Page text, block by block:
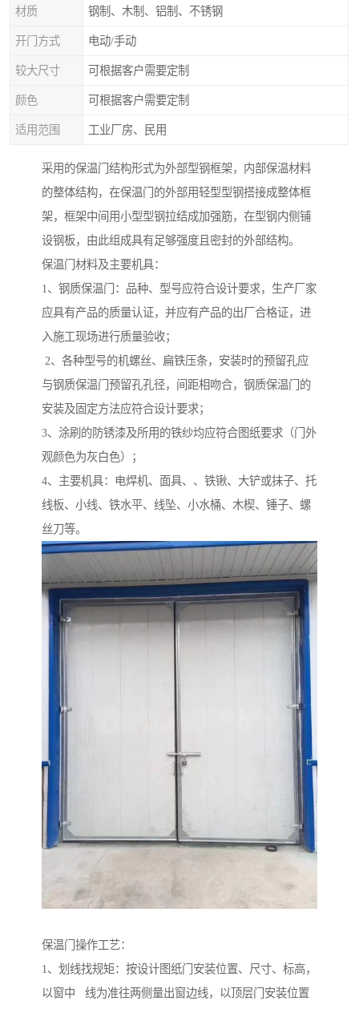
材质 钢制、木制、铝制、不锈钢
开门方式 电动/手动
较大尺寸 可根据客户需要定制
颜色 可根据客户需要定制
适用范围 工业厂房、民用
采用的保温门结构形式为外部型钢框架，内部保温材料
的整体结构，在保温门的外部用轻型型钢搭接成整体框
架，框架中间用小型型钢拉结成加强筋，在型钢内侧铺
设钢板，由此组成具有足够强度且密封的外部结构。
保温门材料及主要机具：
1、钢质保温门：品种、型号应符合设计要求，生产厂家
应具有产品的质量认证，并应有产品的出厂合格证，进
入施工现场进行质量验收；
2、各种型号的机螺丝、扁铁压条，安装时的预留孔应
与钢质保温门预留孔孔径，间距相吻合，钢质保温门的
安装及固定方法应符合设计要求；
3、涂刷的防锈漆及所用的铁纱均应符合图纸要求（门外
观颜色为灰白色）；
4、主要机具：电焊机、面具、、铁锹、大铲或抹子、托
线板、小线、铁水平、线坠、小水桶、木楔、锤子、螺
丝刀等。
保温门操作工艺：
1、划线找规矩：按设计图纸门安装位置、尺寸、标高，
以窗中 线为准往两侧量出窗边线，以顶层门安装位置